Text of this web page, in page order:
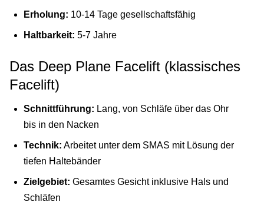
Erholung: 10-14 Tage gesellschaftsfähig
Haltbarkeit: 5-7 Jahre
Das Deep Plane Facelift (klassisches
Facelift)
Schnittführung: Lang, von Schläfe über das Ohr
bis in den Nacken
Technik: Arbeitet unter dem SMAS mit Lösung der
tiefen Haltebänder
Zielgebiet: Gesamtes Gesicht inklusive Hals und
Schläfen